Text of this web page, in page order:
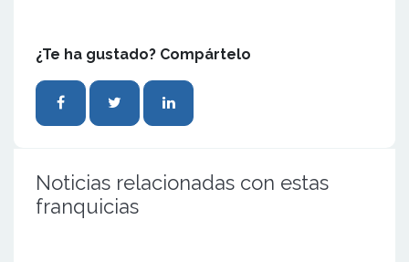
¿Te ha gustado? Compártelo
Noticias relacionadas con estas
franquicias